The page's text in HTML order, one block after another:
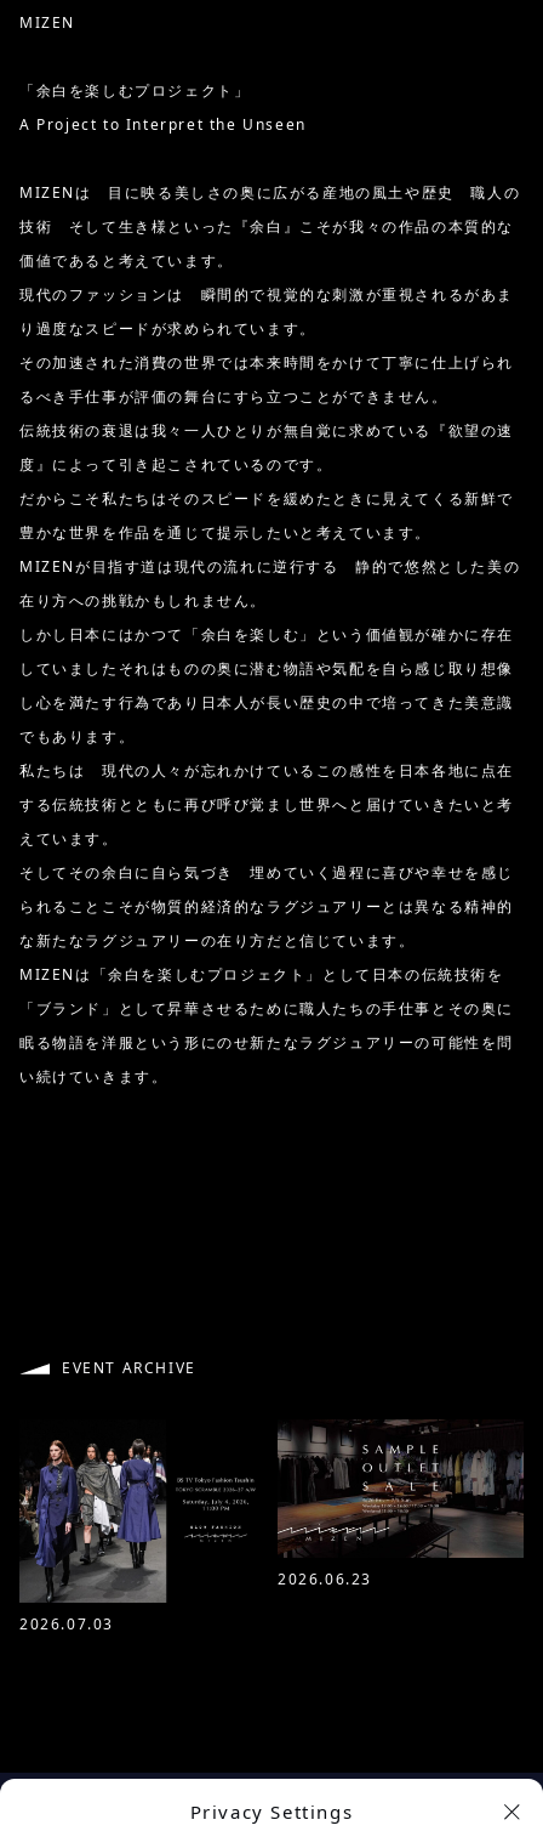
Privacy Settings
MIZEN
「余白を楽しむプロジェクト」
A Project to Interpret the Unseen
MIZENは 目に映る美しさの奥に広がる産地の風土や歴史 職人の
技術 そして生き様といった『余白』こそが我々の作品の本質的な
価値であると考えています。
現代のファッションは 瞬間的で視覚的な刺激が重視されるがあま
り過度なスピードが求められています。
その加速された消費の世界では本来時間をかけて丁寧に仕上げられ
るべき手仕事が評価の舞台にすら立つことができません。
伝統技術の衰退は我々一人ひとりが無自覚に求めている『欲望の速
度』によって引き起こされているのです。
だからこそ私たちはそのスピードを緩めたときに見えてくる新鮮で
豊かな世界を作品を通じて提示したいと考えています。
MIZENが目指す道は現代の流れに逆行する 静的で悠然とした美の
在り方への挑戦かもしれません。
しかし日本にはかつて「余白を楽しむ」という価値観が確かに存在
していましたそれはものの奥に潜む物語や気配を自ら感じ取り想像
し心を満たす行為であり日本人が長い歴史の中で培ってきた美意識
でもあります。
私たちは 現代の人々が忘れかけているこの感性を日本各地に点在
する伝統技術とともに再び呼び覚まし世界へと届けていきたいと考
えています。
そしてその余白に自ら気づき 埋めていく過程に喜びや幸せを感じ
られることこそが物質的経済的なラグジュアリーとは異なる精神的
な新たなラグジュアリーの在り方だと信じています。
MIZENは「余白を楽しむプロジェクト」として日本の伝統技術を
「ブランド」として昇華させるために職人たちの手仕事とその奥に
眠る物語を洋服という形にのせ新たなラグジュアリーの可能性を問
い続けていきます。
EVENT ARCHIVE
2026.07.03
2026.06.23
余白を楽しむプロジェクト